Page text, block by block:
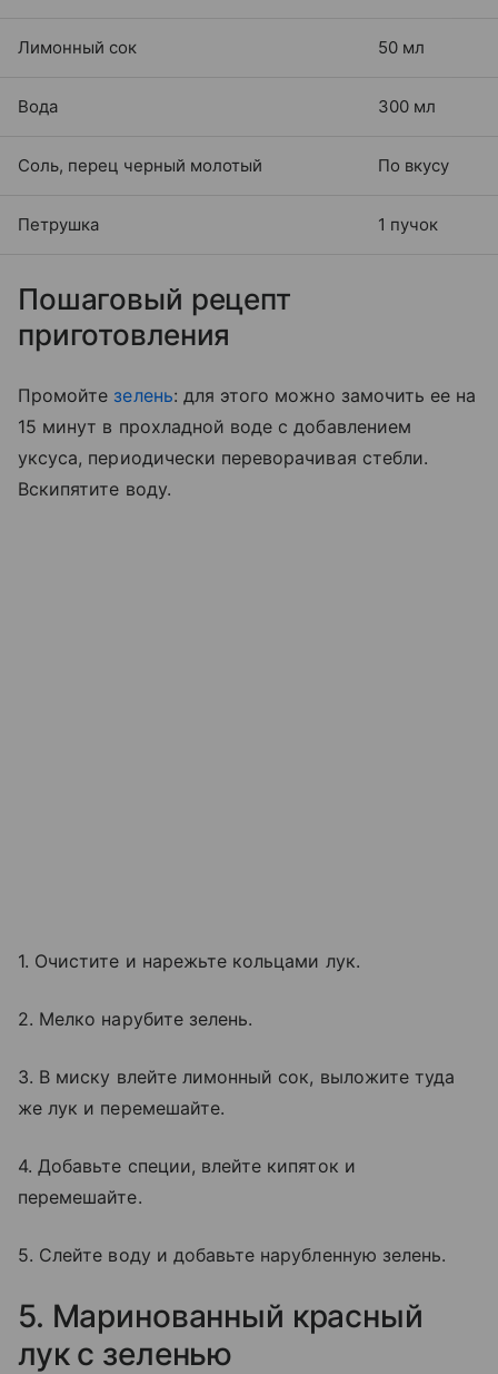
Лимонный сок 50 мл
Вода 300 мл
Соль, перец черный молотый По вкусу
Петрушка 1 пучок
Пошаговый рецепт
приготовления
Промойте зелень: для этого можно замочить ее на
15 минут в прохладной воде с добавлением
уксуса, периодически переворачивая стебли.
Вскипятите воду.
1. Очистите и нарежьте кольцами лук.
2. Мелко нарубите зелень.
3. В миску влейте лимонный сок, выложите туда
же лук и перемешайте.
4. Добавьте специи, влейте кипяток и
перемешайте.
5. Слейте воду и добавьте нарубленную зелень.
5. Маринованный красный
лук с зеленью